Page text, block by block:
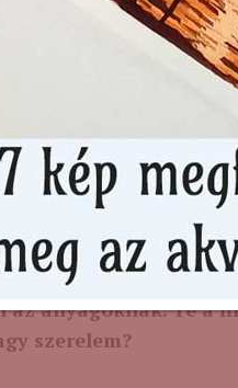
minden gyermek puha
az anyagoknak. Te a
szerelem?